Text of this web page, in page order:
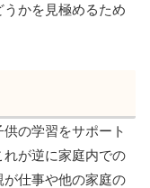
かを見極めるため
の学習をサポート
が逆に家庭内での
仕事や他の家庭の